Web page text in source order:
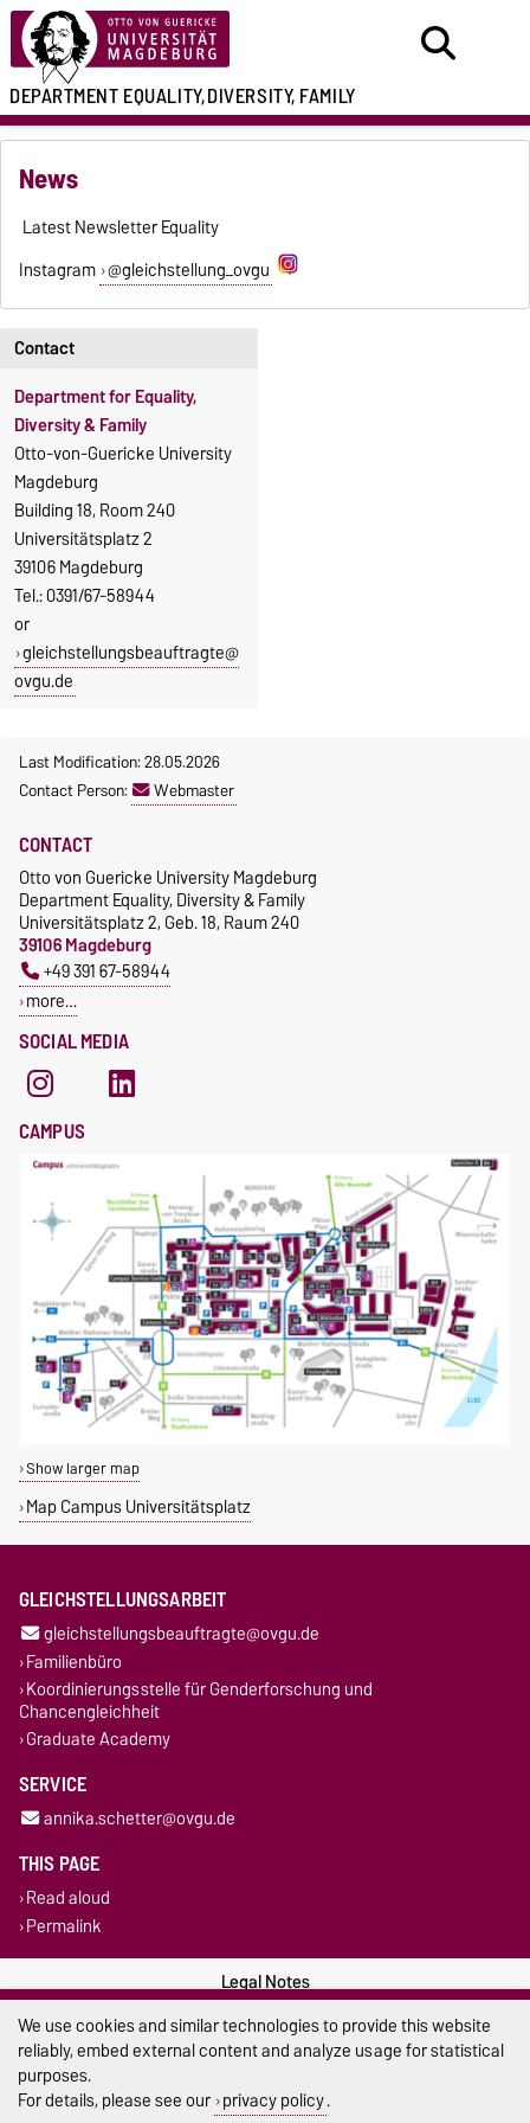
DEPARTMENTEQUALITY,DIVERSITY, FAMILY
News
Latest Newsletter Equality
Instagram @gleichstellung_ovgu
Contact
Department for Equality,
Diversity & Family
Otto-von-Guericke University
Magdeburg
Building 18, Room 240
Universitätsplatz 2
39106 Magdeburg
Tel.: 0391/67-58944
or
gleichstellungsbeauftragte@
ovgu.de
Last Modification: 28.05.2026
Contact Person:
Webmaster
SOCIAL MEDIA
CONTACT
Otto von Guericke University Magdeburg
Department Equality, Diversity & Family
Universitätsplatz 2, Geb. 18, Raum 240
39106 Magdeburg
+49 391 67-58944
more…
CAMPUS
Show larger map
Map Campus Universitätsplatz
GLEICHSTELLUNGSARBEIT
gleichstellungsbeauftragte@ovgu.de
Familienbüro
Koordinierungsstelle für Genderforschung und
Chancengleichheit
Graduate Academy
SERVICE
annika.schetter@ovgu.de
THIS PAGE
Read aloud
Permalink
Legal Notes
Privacy Policy
We use cookies and similar technologies to provide this website
reliably, embed external content and analyze usage for statistical
purposes.
For details, please see our privacy policy.